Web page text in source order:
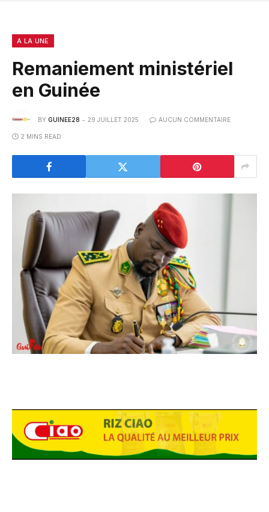
A LA UNE
Remaniement ministériel
en Guinée
BY GUINEE28 29 JUILLET 2025 AUCUN COMMENTAIRE
2 MINS READ